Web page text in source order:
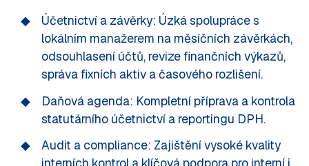
Účetnictví a závěrky: Úzká spolupráce s
lokálním manažerem na měsíčních závěrkách,
odsouhlasení účtů, revize finančních výkazů,
správa fixních aktiv a časového rozlišení.
Daňová agenda: Kompletní příprava a kontrola
statutárního účetnictví a reportingu DPH.
Audit a compliance: Zajištění vysoké kvality